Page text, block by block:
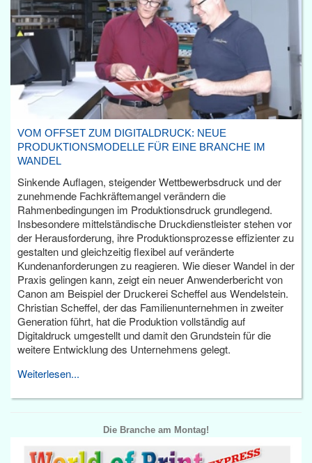
VOM OFFSET ZUM DIGITALDRUCK: NEUE
PRODUKTIONSMODELLE FÜR EINE BRANCHE IM
WANDEL
Sinkende Auflagen, steigender Wettbewerbsdruck und der
zunehmende Fachkräftemangel verändern die
Rahmenbedingungen im Produktionsdruck grundlegend.
Insbesondere mittelständische Druckdienstleister stehen vor
der Herausforderung, ihre Produktionsprozesse effizienter zu
gestalten und gleichzeitig flexibel auf veränderte
Kundenanforderungen zu reagieren. Wie dieser Wandel in der
Praxis gelingen kann, zeigt ein neuer Anwenderbericht von
Canon am Beispiel der Druckerei Scheffel aus Wendelstein.
Christian Scheffel, der das Familienunternehmen in zweiter
Generation führt, hat die Produktion vollständig auf
Digitaldruck umgestellt und damit den Grundstein für die
weitere Entwicklung des Unternehmens gelegt.
Weiterlesen...
Die Branche am Montag!